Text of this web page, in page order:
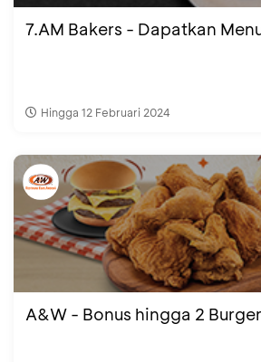
7.AM Bakers - Dapatkan
Hingga 12 Februari 2024
A&W - Bonus hingga 2 Burger